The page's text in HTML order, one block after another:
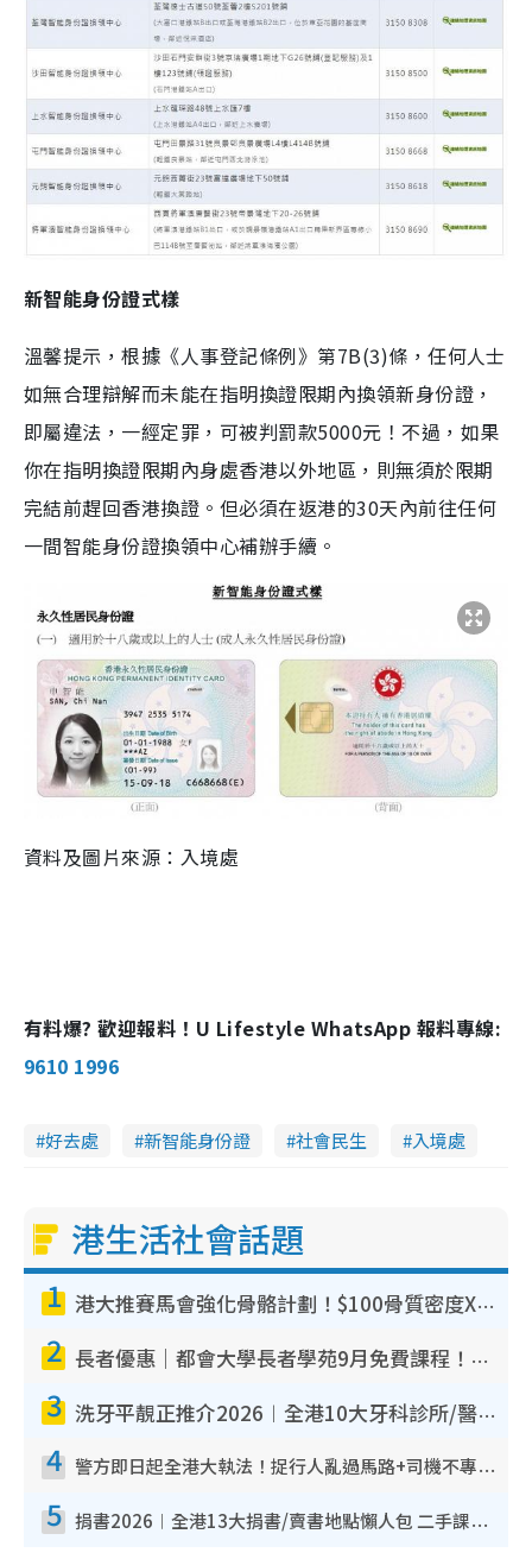
新智能身份證式樣
溫馨提示，根據《人事登記條例》第7B(3)條，任何人士
如無合理辯解而未能在指明換證限期內換領新身份證，
即屬違法，一經定罪，可被判罰款5000元！不過，如果
你在指明換證限期內身處香港以外地區，則無須於限期
完結前趕回香港換證。但必須在返港的30天內前往任何
一間智能身份證換領中心補辦手續。
資料及圖片來源：入境處
有料爆? 歡迎報料！U Lifestyle WhatsApp 報料專線:
9610 1996
好去處 新智能身份證 社會民生 入境處
港生活社會話題
1 港大推賽馬會強化骨骼計劃！$100骨質密度X光檢查 完成免費運動訓練送超市禮券！附參加資格
2 長者優惠｜都會大學長者學苑9月免費課程！多媒體/微電影創作/網絡安全 附報名方法教學
3 洗牙平靚正推介2026︱全港10大牙科診所/醫院懶人包 夜診至8點/鎮靜潔牙/醫療券適用
4 警方即日起全港大執法！捉行人亂過馬路+司機不專注駕駛！亂過馬路罰$2000
5 捐書2026︱全港13大捐書/賣書地點懶人包 二手課本最高$150＋舊書換免費咖啡/戲票